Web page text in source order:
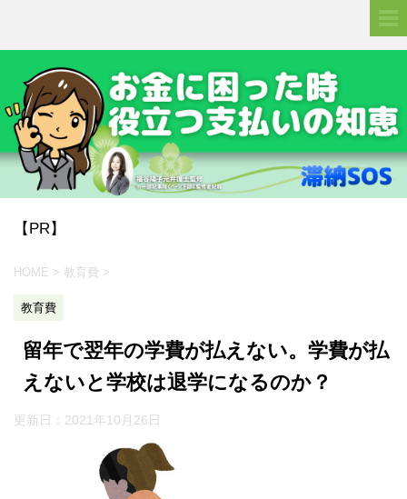
【PR】
HOME > 教育費 >
教育費
留年で翌年の学費が払えない。学費が払
えないと学校は退学になるのか？
更新日： 2021年10月26日